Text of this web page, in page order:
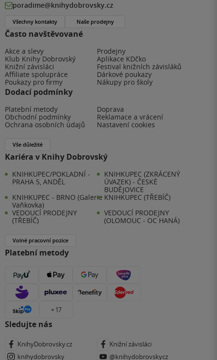
Často navštěvované
Akce a slevy
Prodejny
Klub Knihy Dobrovský
Aplikace KDčko
Knižní závisláci
Festival knižních závisláků
Affiliate spolupráce
Dárkové poukazy
Poukazy pro firmy
Nákupy pro školy
Dodací podmínky
Platební metody
Doprava
Obchodní podmínky
Reklamace a vrácení
Ochrana osobních údajů
Nastavení cookies
Vše důležité
Kariéra v Knihy Dobrovský
KNIHKUPEC/POKLADNÍ -
PRAHA 5, ANDĚL
KNIHKUPEC (ZKRÁCENÝ
ÚVAZEK) - ČESKÉ
BUDĚJOVICE
KNIHKUPEC - BRNO (Galerie
Vaňkovka)
KNIHKUPEC (TŘEBÍČ)
VEDOUCÍ PRODEJNY
(TŘEBÍČ)
VEDOUCÍ PRODEJNY
(OLOMOUC - OC HANÁ)
Volné pracovní pozice
Platební metody
+ 17
Sledujte nás
KnihyDobrovsky.cz
Knižní závisláci
knihydobrovsky
@knihydobrovskycz
poradime@knihydobrovsky.cz
Všechny kontakty Naše prodejny